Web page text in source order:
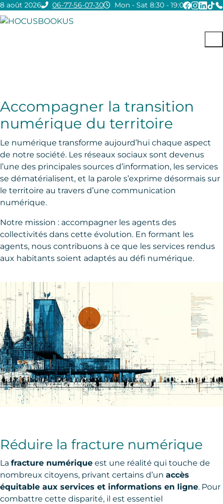
8 août 2026 06-77-56-07-30 Mon - Sat 8:30 - 19:00
Accompagner la transition
numérique du territoire
Le numérique transforme aujourd’hui chaque aspect
de notre société. Les réseaux sociaux sont devenus
l’une des principales sources d’information, les services
se dématérialisent, et la parole s’exprime désormais sur
le territoire au travers d’une communication
numérique.
Notre mission : accompagner les agents des
collectivités dans cette évolution. En formant les
agents, nous contribuons à ce que les services rendus
aux habitants soient adaptés au défi numérique.
Réduire la fracture numérique
La fracture numérique est une réalité qui touche de
nombreux citoyens, privant certains d’un accès
équitable aux services et informations en ligne. Pour
combattre cette disparité, il est essentiel